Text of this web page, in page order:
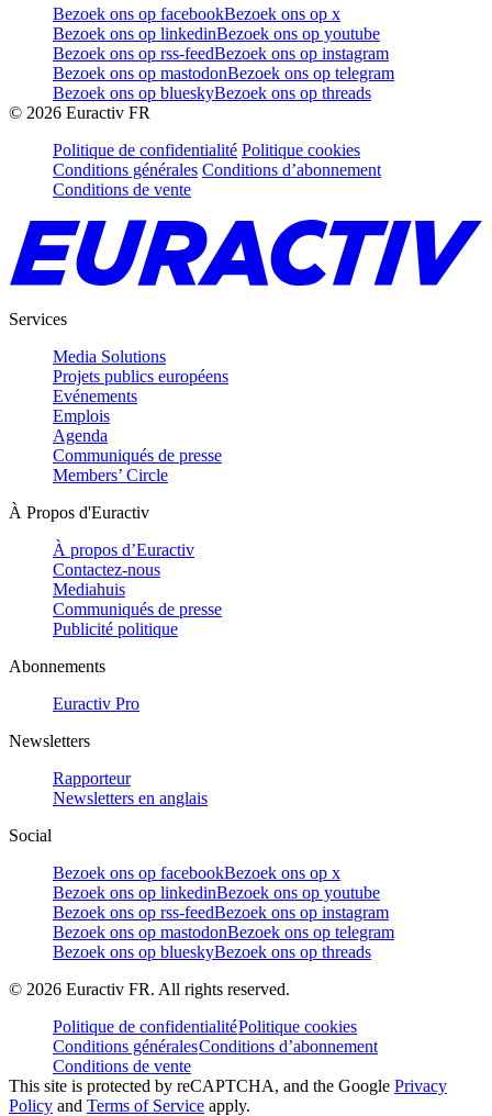
Bezoek ons op facebookBezoek ons op x
Bezoek ons op linkedinBezoek ons op youtube
Bezoek ons op rss-feedBezoek ons op instagram
Bezoek ons op mastodonBezoek ons op telegram
Bezoek ons op blueskyBezoek ons op threads
© 2026 Euractiv FR
Politique de confidentialité Politique cookies
Conditions générales Conditions d’abonnement
Conditions de vente
Services
Media Solutions
Projets publics européens
Evénements
Emplois
Agenda
Communiqués de presse
Members’ Circle
À Propos d'Euractiv
À propos d’Euractiv
Contactez-nous
Mediahuis
Communiqués de presse
Publicité politique
Abonnements
Euractiv Pro
Newsletters
Rapporteur
Newsletters en anglais
Social
Bezoek ons op facebookBezoek ons op x
Bezoek ons op linkedinBezoek ons op youtube
Bezoek ons op rss-feedBezoek ons op instagram
Bezoek ons op mastodonBezoek ons op telegram
Bezoek ons op blueskyBezoek ons op threads
© 2026 Euractiv FR. All rights reserved.
Politique de confidentialitéPolitique cookies
Conditions généralesConditions d’abonnement
Conditions de vente
This site is protected by reCAPTCHA, and the Google Privacy
Policy and Terms of Service apply.